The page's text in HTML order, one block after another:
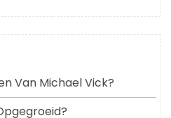
Van Michael Vick?